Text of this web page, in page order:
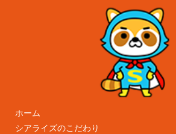
ホーム
シアライズのこだわり